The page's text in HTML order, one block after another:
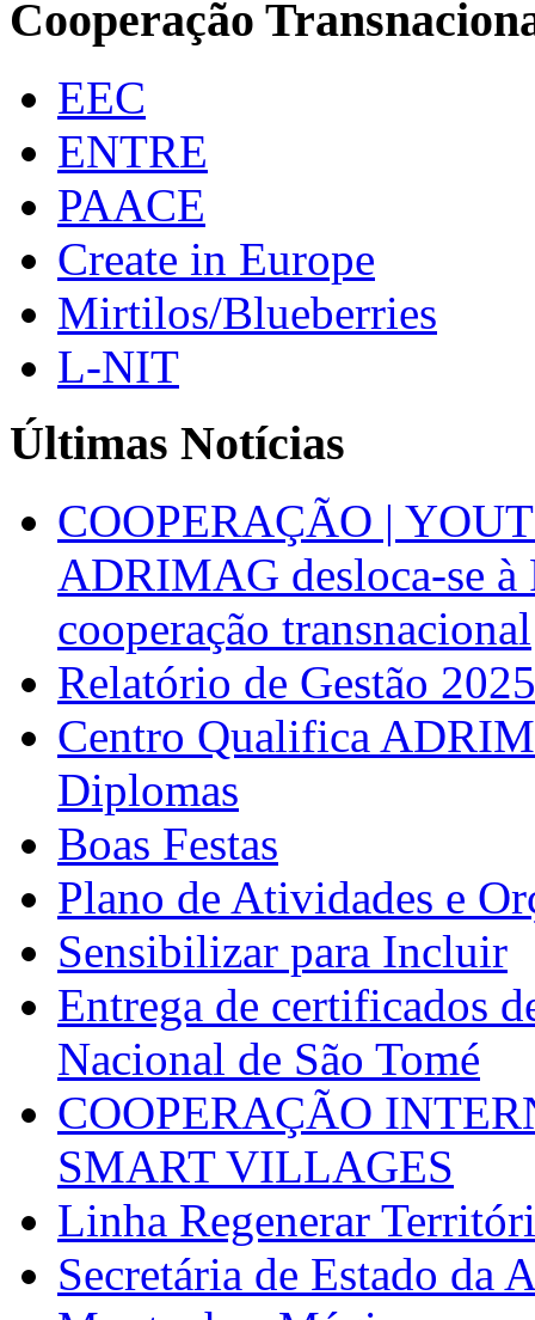
Cooperação
EEC
ENTRE
PAACE
Create in Europe
Mirtilos/Blueberries
L-NIT
Últimas Notícias
COOPERAÇÃO |
ADRIMAG desloca-se
cooperação transnacional
Relatório de Gestão 2025
Centro Qualifica
Diplomas
Boas Festas
Plano de Atividades e
Sensibilizar para Incluir
Entrega de certificados
Nacional de São Tomé
COOPERAÇÃO
SMART VILLAGES
Linha Regenerar
Secretária de Estado da